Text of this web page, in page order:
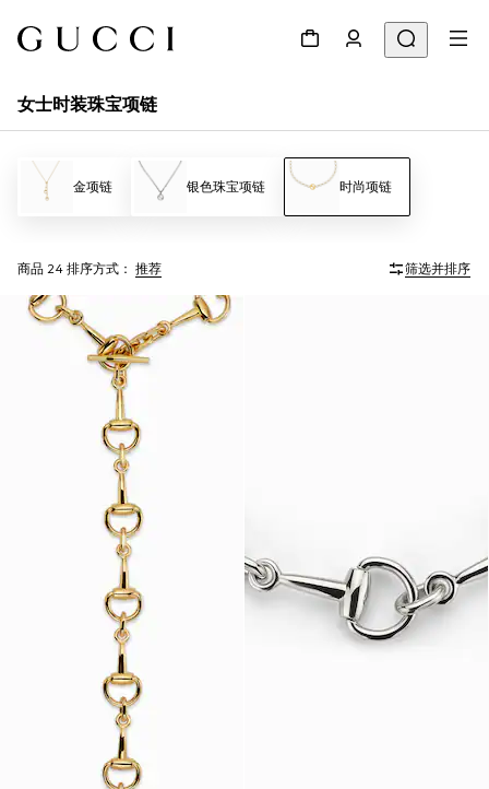
女士时装珠宝项链
金项链 银色珠宝项链 时尚项链
商品 24 排序方式： 推荐 筛选并排序